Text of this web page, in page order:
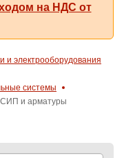
на НДС от
и электрооборудования
системы
и арматуры